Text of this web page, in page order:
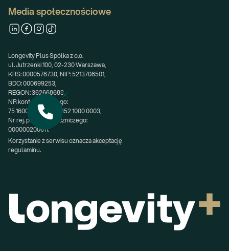
Media społecznościowe
Longevity Plus Spółka z o.o.
ul. Jutrzenki 100, 02-230 Warszawa,
KRS: 0000578730, NIP: 5213708501,
BDO: 000699253,
REGON: 362668683,
NR konta bankowego:
75 1600 0003 1741 2452 1000 0003,
Nr rej. podmiotu leczniczego:
000000200611.
Korzystanie z serwisu oznacza akceptację
regulaminu.